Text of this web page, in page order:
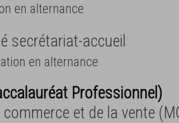
en alternance
secrétariat-accueil
en alternance
Professionnel)
et de la vente